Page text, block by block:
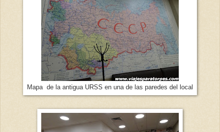
Mapa de la antigua URSS en una de las paredes del local